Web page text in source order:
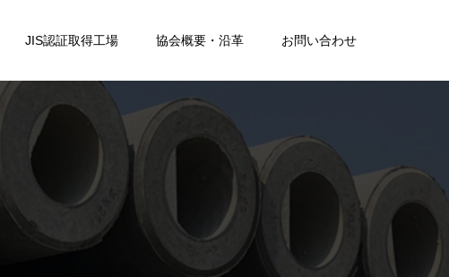
JIS認証取得工場 協会概要・沿革 お問い合わせ